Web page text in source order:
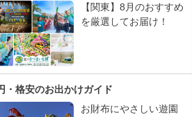
【関東】8月のおすすめ
を厳選してお届け！
・格安のお出かけガイド
お財布にやさしい遊園